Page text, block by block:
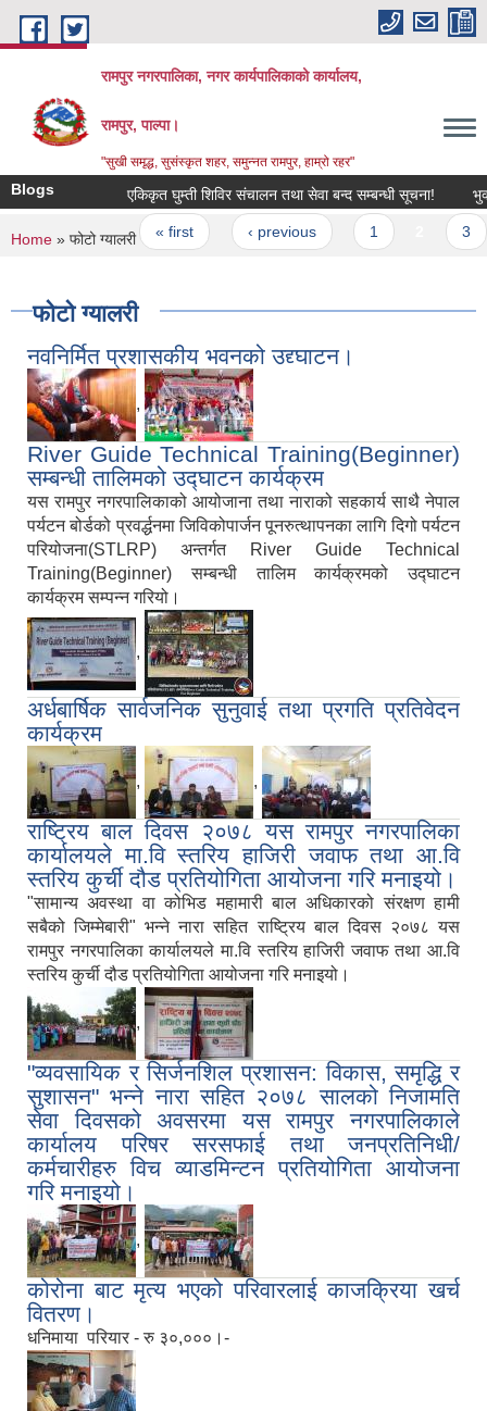
Skip to main content
रामपुर नगरपालिका, नगर कार्यपालिकाको कार्यालय,
रामपुर, पाल्पा।
"सुखी समृद्ध, सुसंस्कृत शहर, समुन्नत रामपुर, हाम्रो रहर"
Blogs एकिकृत घुम्ती शिविर संचालन तथा सेवा बन्द सम्बन्धी सूचना!
Pages
« first ‹ previous
You are here
Home » फोटो ग्यालरी
फोटो ग्यालरी
नवनिर्मित प्रशासकीय भवनको उद्द्घाटन।
,
River Guide Technical Training(Beginner)
सम्बन्धी तालिमको उद्घाटन कार्यक्रम
यस रामपुर नगरपालिकाको आयोजाना तथा नाराको सहकार्य साथै नेपाल
पर्यटन बोर्डको प्रवर्द्धनमा जिविकोपार्जन पूनरुत्थापनका लागि दिगो पर्यटन
परियोजना(STLRP) अन्तर्गत River Guide Technical
Training(Beginner) सम्बन्धी तालिम कार्यक्रमको उद्घाटन
कार्यक्रम सम्पन्न गरियो।
,
अर्धबार्षिक सार्वजनिक सुनुवाई तथा प्रगति प्रतिवेदन
कार्यक्रम
, ,
राष्ट्रिय बाल दिवस २०७८ यस रामपुर नगरपालिका
कार्यालयले मा.वि स्तरिय हाजिरी जवाफ तथा आ.वि
स्तरिय कुर्ची दौड प्रतियोगिता आयोजना गरि मनाइयो।
"सामान्य अवस्था वा कोभिड महामारी बाल अधिकारको संरक्षण हामी
सबैको जिम्मेबारी" भन्ने नारा सहित राष्ट्रिय बाल दिवस २०७८ यस
रामपुर नगरपालिका कार्यालयले मा.वि स्तरिय हाजिरी जवाफ तथा आ.वि
स्तरिय कुर्ची दौड प्रतियोगिता आयोजना गरि मनाइयो।
,
"व्यवसायिक र सिर्जनशिल प्रशासन: विकास, समृद्धि र
सुशासन" भन्ने नारा सहित २०७८ सालको निजामति
सेवा दिवसको अवसरमा यस रामपुर नगरपालिकाले
कार्यालय परिषर सरसफाई तथा जनप्रतिनिधी/
कर्मचारीहरु विच व्याडमिन्टन प्रतियोगिता आयोजना
गरि मनाइयो।
,
कोरोना बाट मृत्य भएको परिवारलाई काजक्रिया खर्च
वितरण।
धनिमाया परियार - रु ३०,०००।-